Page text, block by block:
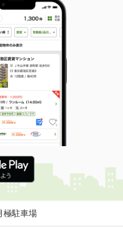
極駐車場